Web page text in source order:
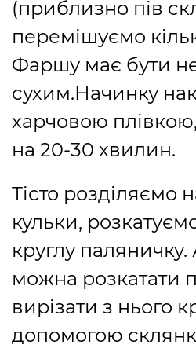
(приблизно пів
перемішуємо
Фаршу має бути
сухим.Начинку
харчовою
на 20-30 хвилин.
Тісто розділяємо
кульки,
круглу паляничку.
можна розкатати
вирізати з нього
допомогою